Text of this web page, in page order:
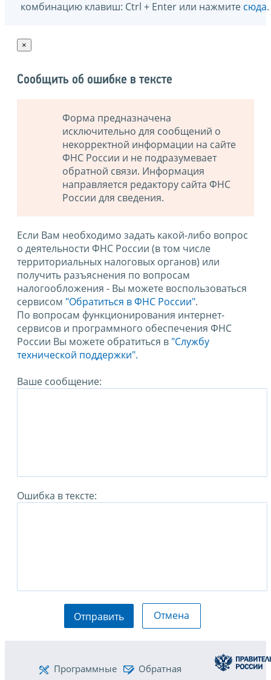
комбинацию клавиш: Ctrl + Enter или нажмите сюда.
×
Сообщить об ошибке в тексте
Форма предназначена
исключительно для сообщений о
некорректной информации на сайте
ФНС России и не подразумевает
обратной связи. Информация
направляется редактору сайта ФНС
России для сведения.
Если Вам необходимо задать какой-либо вопрос
о деятельности ФНС России (в том числе
территориальных налоговых органов) или
получить разъяснения по вопросам
налогообложения - Вы можете воспользоваться
сервисом "Обратиться в ФНС России".
По вопросам функционирования интернет-
сервисов и программного обеспечения ФНС
России Вы можете обратиться в "Службу
технической поддержки".
Ваше сообщение:
Ошибка в тексте:
Отправить Отмена
Программные
Обратная